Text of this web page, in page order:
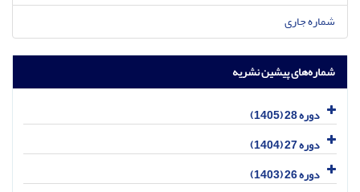
شماره جاری
شماره‌های پیشین نشریه
دوره 28 (1405)
دوره 27 (1404)
دوره 26 (1403)